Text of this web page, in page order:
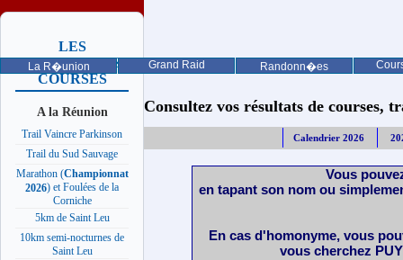
La R�union Grand Raid Randonn�es
LES
PROCHAINES
COURSES
A la Réunion
Trail Vaincre Parkinson
Trail du Sud Sauvage
Marathon (Championnat
2026) et Foulées de la
Corniche
5km de Saint Leu
10km semi-nocturnes de
Saint Leu
Consultez vos résultats de courses,
Calendrier 2026
Vous
en tapant son nom ou
En cas d'homonyme, vous
vous cherchez